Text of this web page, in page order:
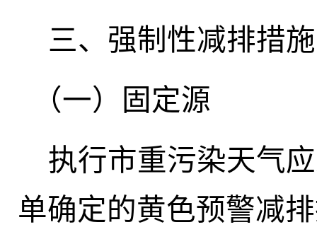
三、 强制性减排措施
（一）固定源
执行市重污染天气
单确定的黄色预警减